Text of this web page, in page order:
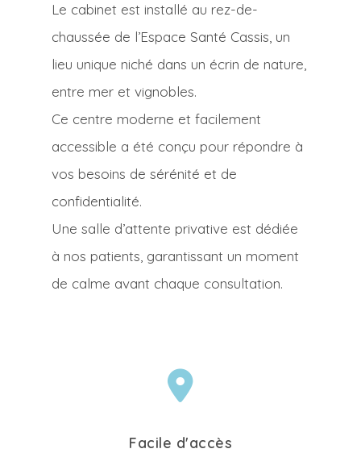
Le cabinet est installé au rez-de-
chaussée de l’Espace Santé Cassis, un
lieu unique niché dans un écrin de nature,
entre mer et vignobles.
Ce centre moderne et facilement
accessible a été conçu pour répondre à
vos besoins de sérénité et de
confidentialité.
Une salle d’attente privative est dédiée
à nos patients, garantissant un moment
de calme avant chaque consultation.
Facile d'accès